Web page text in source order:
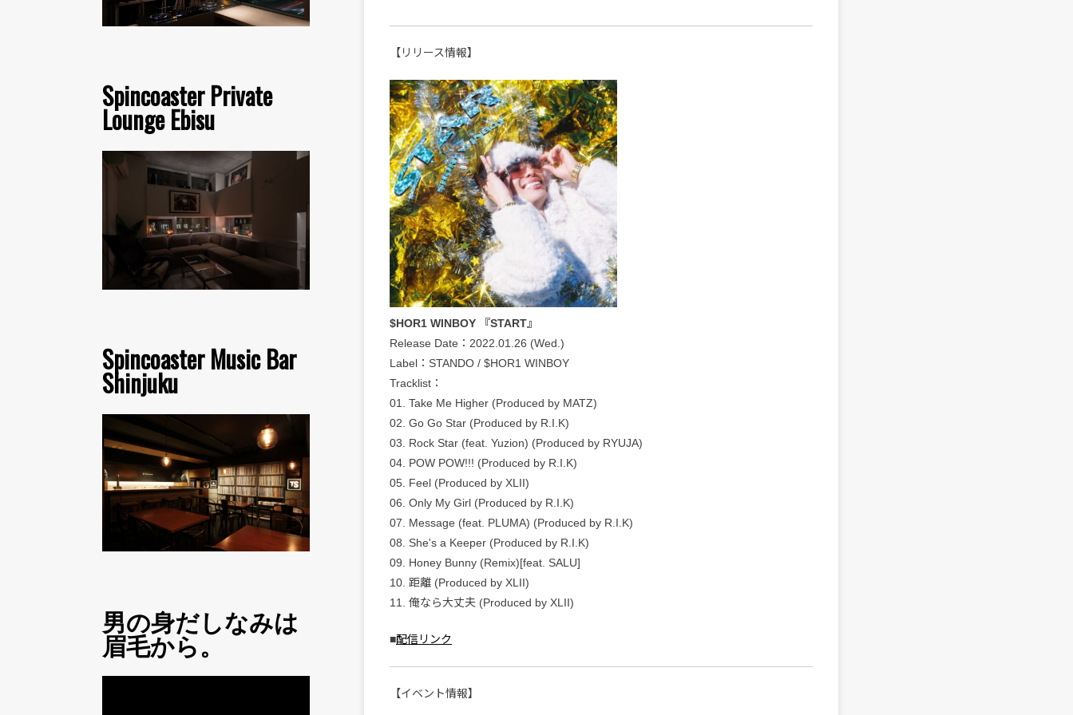
Spincoaster Private
Lounge Ebisu
Spincoaster Music Bar
Shinjuku
男の身だしなみは
眉毛から。
【リリース情報】
$HOR1 WINBOY 『START』
Release Date：2022.01.26 (Wed.)
Label：STANDO / $HOR1 WINBOY
Tracklist：
01. Take Me Higher (Produced by MATZ)
02. Go Go Star (Produced by R.I.K)
03. Rock Star (feat. Yuzion) (Produced by RYUJA)
04. POW POW!!! (Produced by R.I.K)
05. Feel (Produced by XLII)
06. Only My Girl (Produced by R.I.K)
07. Message (feat. PLUMA) (Produced by R.I.K)
08. She's a Keeper (Produced by R.I.K)
09. Honey Bunny (Remix)[feat. SALU]
10. 距離 (Produced by XLII)
11. 俺なら大丈夫 (Produced by XLII)
■配信リンク
【イベント情報】